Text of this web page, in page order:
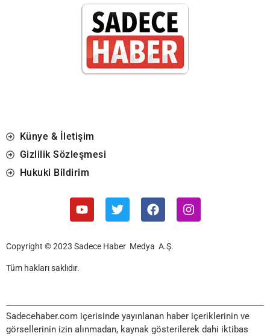
Künye & İletişim
Gizlilik Sözleşmesi
Hukuki Bildirim
Copyright © 2023 Sadece Haber Medya A.Ş.
Tüm hakları saklıdır.
Sadecehaber.com içerisinde yayınlanan haber içeriklerinin ve
görsellerinin izin alınmadan, kaynak gösterilerek dahi iktibas